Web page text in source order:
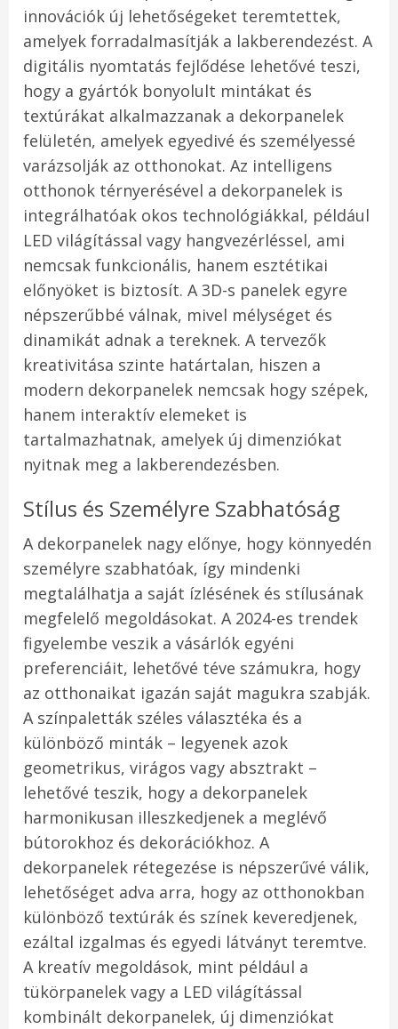
innovációk új lehetőségeket teremtettek,
amelyek forradalmasítják a lakberendezést. A
digitális nyomtatás fejlődése lehetővé teszi,
hogy a gyártók bonyolult mintákat és
textúrákat alkalmazzanak a dekorpanelek
felületén, amelyek egyedivé és személyessé
varázsolják az otthonokat. Az intelligens
otthonok térnyerésével a dekorpanelek is
integrálhatóak okos technológiákkal, például
LED világítással vagy hangvezérléssel, ami
nemcsak funkcionális, hanem esztétikai
előnyöket is biztosít. A 3D-s panelek egyre
népszerűbbé válnak, mivel mélységet és
dinamikát adnak a tereknek. A tervezők
kreativitása szinte határtalan, hiszen a
modern dekorpanelek nemcsak hogy szépek,
hanem interaktív elemeket is
tartalmazhatnak, amelyek új dimenziókat
nyitnak meg a lakberendezésben.
Stílus és Személyre Szabhatóság
A dekorpanelek nagy előnye, hogy könnyedén
személyre szabhatóak, így mindenki
megtalálhatja a saját ízlésének és stílusának
megfelelő megoldásokat. A 2024-es trendek
figyelembe veszik a vásárlók egyéni
preferenciáit, lehetővé téve számukra, hogy
az otthonaikat igazán saját magukra szabják.
A színpaletták széles választéka és a
különböző minták – legyenek azok
geometrikus, virágos vagy absztrakt –
lehetővé teszik, hogy a dekorpanelek
harmonikusan illeszkedjenek a meglévő
bútorokhoz és dekorációkhoz. A
dekorpanelek rétegezése is népszerűvé válik,
lehetőséget adva arra, hogy az otthonokban
különböző textúrák és színek keveredjenek,
ezáltal izgalmas és egyedi látványt teremtve.
A kreatív megoldások, mint például a
tükörpanelek vagy a LED világítással
kombinált dekorpanelek, új dimenziókat